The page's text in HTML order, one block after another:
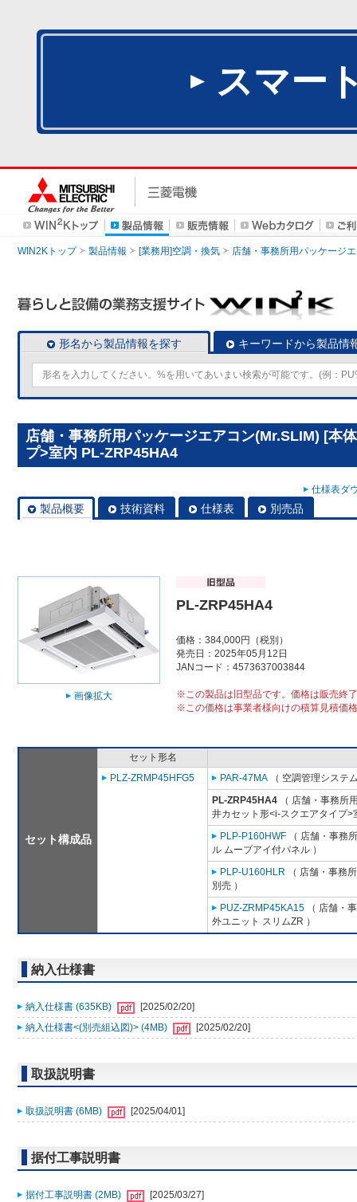
スマー
WIN2Kトップ 製品情報 [業務用]空調・換気 店舗・事務所用パッケージ
形名から製品情報を探す キーワードから製品情
店舗・事務所用パッケージエアコン(Mr.SLIM) [本
プ>室内 PL-ZRP45HA4
仕様表ダ
製品概要 技術資料 仕様表 別売品
画像拡大
PL-ZRP45HA4
価格：384,000円（税別）
発売日：2025年05月12日
JANコード：4573637003844
※この製品は旧型品です。価格は販売終
※この価格は事業者様向けの積算見積価
セット構成品
セット形名
PLZ-ZRMP45HFG5
PAR-47MA （ 空調管理システ
PL-ZRP45HA4 （ 店舗・事務所
井カセット形<i-スクエアタイプ>
PLP-P160HWF （ 店舗・事務
ル ムーブアイ付パネル ）
PLP-U160HLR （ 店舗・事務
別売 ）
PUZ-ZRMP45KA15 （ 店舗・
外ユニット スリムZR ）
納入仕様書
納入仕様書 (635KB)
[2025/02/20]
納入仕様書<(別売組込図)> (4MB)
[2025/02/20]
取扱説明書
取扱説明書 (6MB) [2025/04/01]
据付工事説明書
据付工事説明書 (2MB)
[2025/03/27]